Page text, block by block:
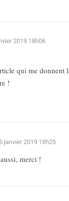
2019 18h06
qui me donnent
!
janvier 2019 18h25
merci !